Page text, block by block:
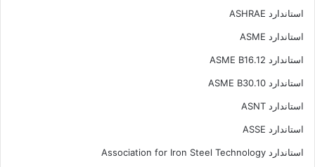
استاندارد ASHRAE
استاندارد ASME
استاندارد ASME B16.12
استاندارد ASME B30.10
استاندارد ASNT
استاندارد ASSE
استاندارد Association for Iron Steel Technology